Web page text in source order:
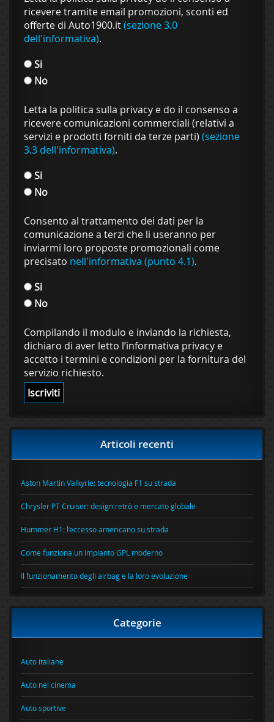
ricevere tramite email promozioni, sconti ed
offerte di Auto1900.it(sezione 3.0
dell'informativa).
Si
No
Letta la politica sulla privacy e do il consenso a
ricevere comunicazioni commerciali (relativi a
servizi e prodotti forniti da terze parti) (sezione
3.3 dell'informativa).
Si
No
Consento al trattamento dei dati per la
comunicazione a terzi che li useranno per
inviarmi loro proposte promozionali come
precisato nell'informativa (punto 4.1).
Si
No
Compilando il modulo e inviando la richiesta,
dichiaro di aver letto l’informativa privacy e
accetto i termini e condizioni per la fornitura del
servizio richiesto.
Articoli recenti
Aston Martin Valkyrie: tecnologia F1 su strada
Chrysler PT Cruiser: design retrò e mercato globale
Hummer H1: l’eccesso americano su strada
Come funziona un impianto GPL moderno
Il funzionamento degli airbag e la loro evoluzione
Categorie
Auto italiane
Auto nel cinema
Auto sportive